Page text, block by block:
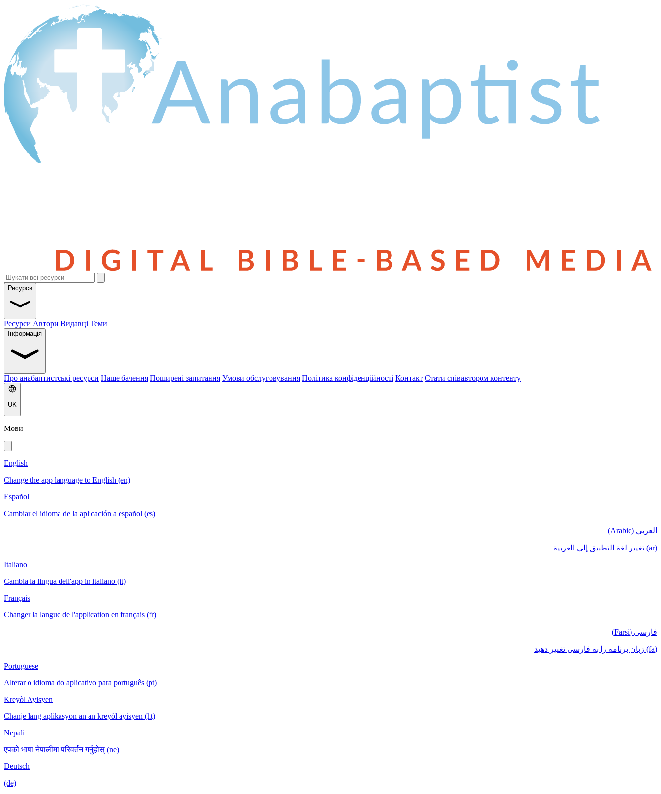
Ресурси
Ресурси Автори Видавці Теми
Інформація
Про анабаптистські ресурси Наше бачення Поширені запитання Умови обслуговування Політика конфіденційності Контакт Стати співавтором контенту
UK
Мови
English
Change the app language to English (en)
Español
Cambiar el idioma de la aplicación a español (es)
العربي (Arabic)
(ar) تغيير لغة التطبيق إلى العربية
Italiano
Cambia la lingua dell'app in italiano (it)
Français
Changer la langue de l'application en français (fr)
فارسی (Farsi)
(fa) زبان برنامه را به فارسی تغییر دهید
Portuguese
Alterar o idioma do aplicativo para português (pt)
Kreyòl Ayisyen
Chanje lang aplikasyon an an kreyòl ayisyen (ht)
Nepali
एपको भाषा नेपालीमा परिवर्तन गर्नुहोस् (ne)
Deutsch
(de)